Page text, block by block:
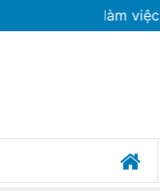
gian làm việc từ